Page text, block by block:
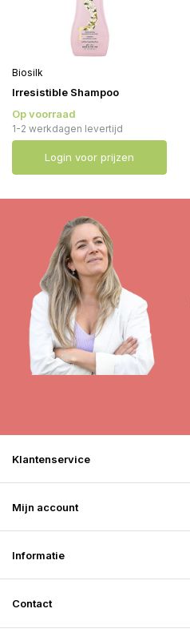
Biosilk
Irresistible Shampoo
Op voorraad
1-2 werkdagen levertijd
Login voor prijzen
Klantenservice
Mijn account
Informatie
Contact